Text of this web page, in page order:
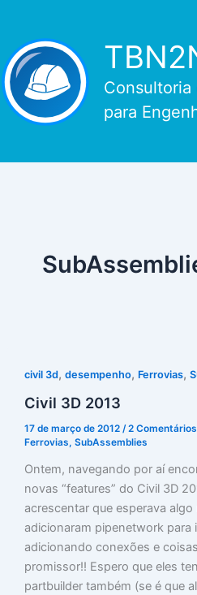
conteúdo
Consultoria
para
civil 3d, desempenho, Ferrovias,
Civil 3D 2013
17 de março de 2012 /2 Comentários
Ferrovias, SubAssemblies
Ontem, navegando por aí
novas “features” do Civil 3D
acrescentar que esperava
adicionaram pipenetwork para
adicionando conexões e
promissor!! Espero que eles
partbuilder também (se é que